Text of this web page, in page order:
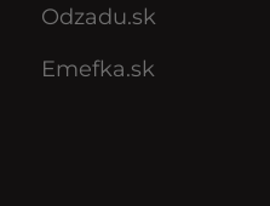
Odzadu.sk
Emefka.sk